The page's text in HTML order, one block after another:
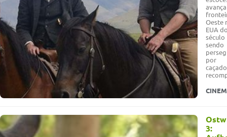
Oeste
EUA
século
sendo
por
3: